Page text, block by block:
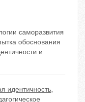
саморазвития
обоснования
и
идентичность,